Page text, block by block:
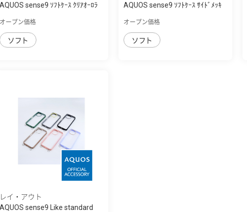
AQUOS sense9 ｿﾌﾄｹｰｽ ｸﾘｱｵｰﾛﾗ
オープン価格
ソフト
AQUOS sense9 ｿﾌﾄｹｰｽ ｻｲﾄﾞﾒｯｷ
オープン価格
ソフト
レイ・アウト
AQUOS sense9 Like standard